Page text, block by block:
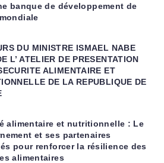
banque de développement de
DU MINISTRE ISMAEL NABE
L’ ATELIER DE PRESENTATION
ALIMENTAIRE ET
DE LA REPUBLIQUE DE
alimentaire et nutritionnelle : Le
et ses partenaires
pour renforcer la résilience des
alimentaires